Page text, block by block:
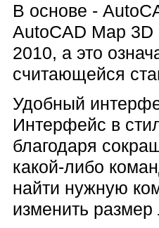
В основе -
AutoCAD Map
2010, а это
считающейся
Удобный
Интерфейс в
благодаря
какой-либо
найти нужную
изменить